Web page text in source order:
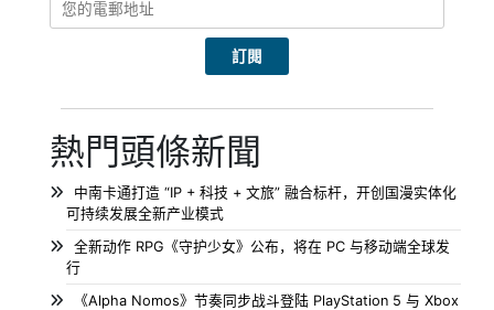
熱門頭條新聞
中南卡通打造 “IP + 科技 + 文旅” 融合标杆，开创国漫实体化
可持续发展全新产业模式
全新动作 RPG《守护少女》公布，将在 PC 与移动端全球发
行
《Alpha Nomos》节奏同步战斗登陆 PlayStation 5 与 Xbox